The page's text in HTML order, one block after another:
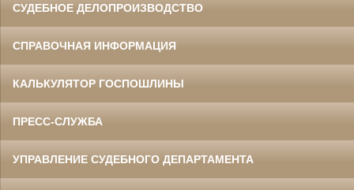
СУДЕБНОЕ ДЕЛОПРОИЗВОДСТВО
СПРАВОЧНАЯ ИНФОРМАЦИЯ
КАЛЬКУЛЯТОР ГОСПОШЛИНЫ
ПРЕСС-СЛУЖБА
УПРАВЛЕНИЕ СУДЕБНОГО ДЕПАРТАМЕНТА